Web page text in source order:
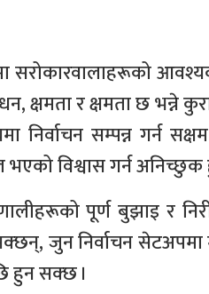
सरोकारवालाहरूको
क्षमता र क्षमता छ भन्ने
निर्वाचन सम्पन्न गर्न
भएको विश्वास गर्न
पूर्ण बुझाइ र
जुन निर्वाचन सेटअपमा
हुन सक्छ ।